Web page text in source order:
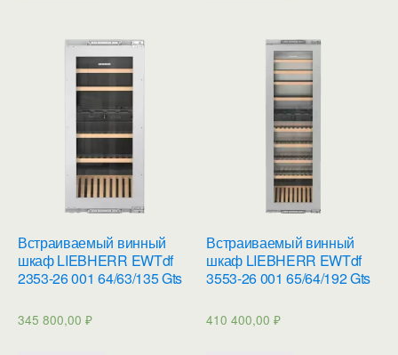
Встраиваемый винный
шкаф LIEBHERR EWTdf
2353-26 001 64/63/135 Gts
345 800,00 ₽
Встраиваемый винный
шкаф LIEBHERR EWTdf
3553-26 001 65/64/192 Gts
410 400,00₽